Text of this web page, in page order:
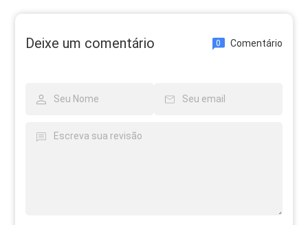
Deixe um comentário 0 Comentário